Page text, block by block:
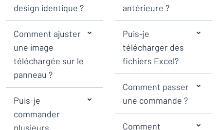
design identique ?
Comment ajuster
une image
téléchargée sur le
panneau ?
Puis-je
commander
plusieurs
antérieure ?
Puis-je
télécharger des
fichiers Excel?
Comment passer
une commande ?
Comment